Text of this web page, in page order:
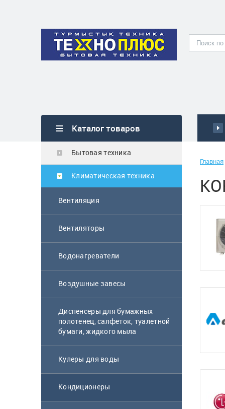
Каталог товаров
Бытовая техника
Климатическая техника
Вентиляция
Вентиляторы
Водонагреватели
Воздушные завесы
Диспенсеры для бумажных
полотенец, салфеток, туалетной
бумаги, жидкого мыла
Кулеры для воды
Кондиционеры
Главная